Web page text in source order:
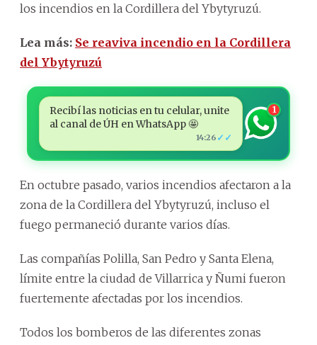
los incendios en la Cordillera del Ybytyruzú.
Lea más: Se reaviva incendio en la Cordillera
del Ybytyruzú
Recibí las noticias en tu celular, unite
al canal de ÚH en WhatsApp 🤩
14:26 ✓✓
1
En octubre pasado, varios incendios afectaron a la
zona de la Cordillera del Ybytyruzú, incluso el
fuego permaneció durante varios días.
Las compañías Polilla, San Pedro y Santa Elena,
límite entre la ciudad de Villarrica y Ñumi fueron
fuertemente afectadas por los incendios.
Todos los bomberos de las diferentes zonas